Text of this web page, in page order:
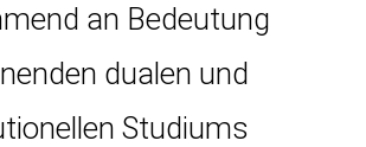
an Bedeutung
dualen und
Studiums